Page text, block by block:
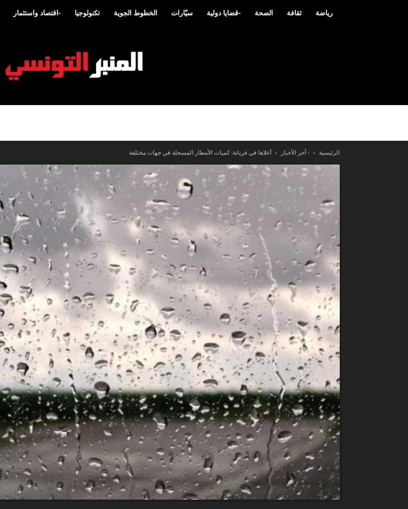
-اقتصاد واستثمار تكنولوجيا الخطوط الجوية سيّارات -قضايا دولية الصحة ثقافة رياضة
التونسي
الرئيسية - آخر الأخبار أعلاها في فريانة: كميات الأمطار المسجلة في جهات مختلفة